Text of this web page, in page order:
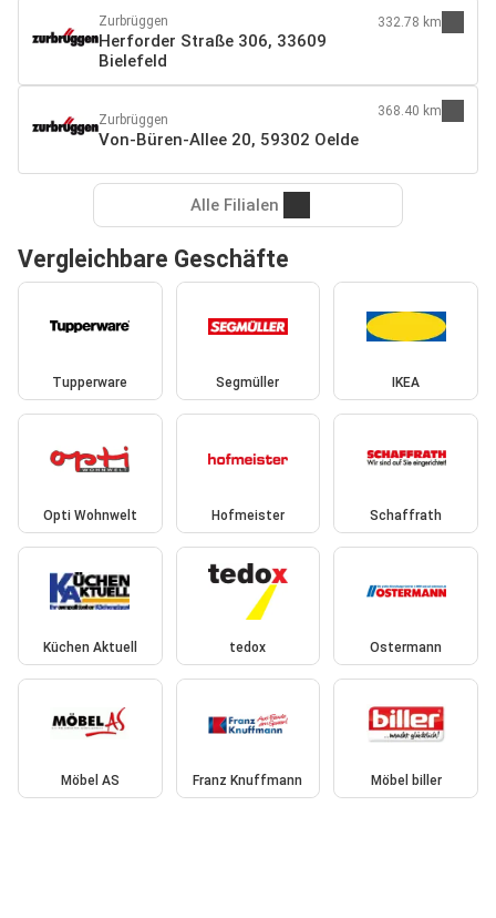
Zurbrüggen
Herforder Straße 306, 33609
Bielefeld
332.78 km
Zurbrüggen
Von-Büren-Allee 20, 59302 Oelde
368.40 km
Alle Filialen
Vergleichbare Geschäfte
Tupperware Segmüller IKEA
Opti Wohnwelt Hofmeister Schaffrath
Küchen Aktuell tedox Ostermann
Möbel AS Franz Knuffmann Möbel biller